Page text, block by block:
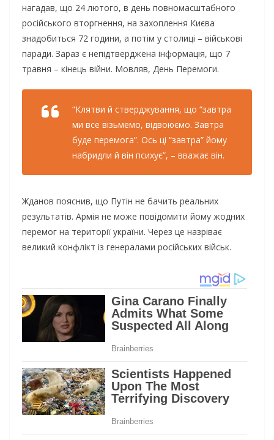
нагадав, що 24 лютого, в день повномасштабного
російського вторгнення, на захоплення Києва
знадобиться 72 години, а потім у столиці – військові
паради. Зараз є непідтверджена інформація, що 7
травня – кінець війни. Мовляв, День Перемоги.
“Клятви й стверджування, що “завтра
ми все візьмемо, відвоюємо. Завтра
буде перемога”. Ось ці “завтра” йому
набридли й він психує”, – вважає він.
Жданов пояснив, що Путін не бачить реальних
результатів. Армія не може повідомити йому жодних
перемог на території україни. Через це назріває
великий конфлікт із генералами російських військ.